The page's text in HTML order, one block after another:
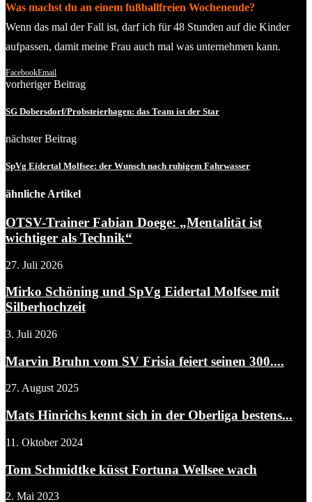
Was machst du an einem fußballfreien Wochenende?
Wenn das mal der Fall ist, darf ich für 48 Stunden auf die Kinder
aufpassen, damit meine Frau auch mal was unternehmen kann.
FacebookEmail
vorheriger Beitrag
SG Dobersdorf/Probsteierhagen: das Team ist der Star
nächster Beitrag
SpVg Eidertal Molfsee: der Wunsch nach ruhigem Fahrwasser
ähnliche Artikel
OTSV-Trainer Fabian Doege: „Mentalität ist
wichtiger als Technik“
27. Juli 2026
Mirko Schöning und SpVg Eidertal Molfsee mit
Silberhochzeit
3. Juli 2026
Marvin Bruhn vom SV Frisia feiert seinen 300....
27. August 2025
Mats Hinrichs kennt sich in der Oberliga bestens...
11. Oktober 2024
Tom Schmidtke küsst Fortuna Wellsee wach
2. Mai 2023